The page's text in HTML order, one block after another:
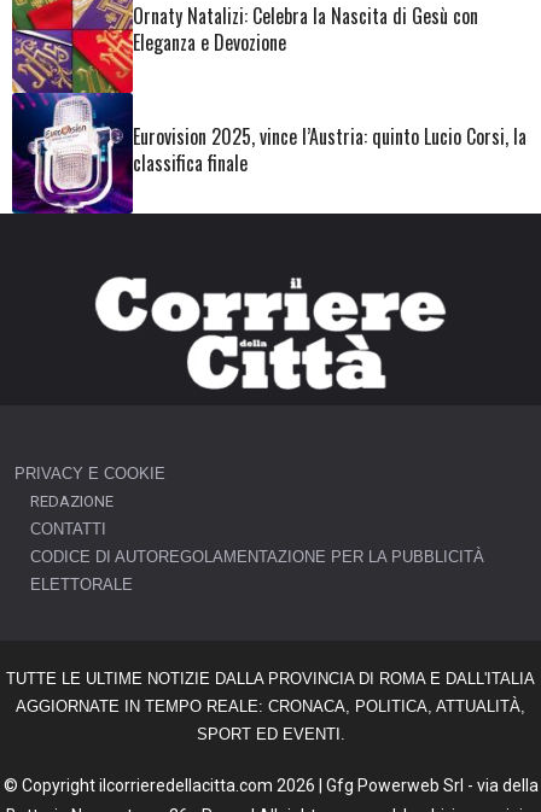
Ornaty Natalizi: Celebra la Nascita di Gesù con
Eleganza e Devozione
Eurovision 2025, vince l’Austria: quinto Lucio Corsi, la
classifica finale
PRIVACY E COOKIE
REDAZIONE
CONTATTI
CODICE DI AUTOREGOLAMENTAZIONE PER LA PUBBLICITÀ
ELETTORALE
TUTTE LE ULTIME NOTIZIE DALLA PROVINCIA DI ROMA E DALL'ITALIA
AGGIORNATE IN TEMPO REALE: CRONACA, POLITICA, ATTUALITÀ,
SPORT ED EVENTI.
© Copyright ilcorrieredellacitta.com 2026 | Gfg Powerweb Srl - via della